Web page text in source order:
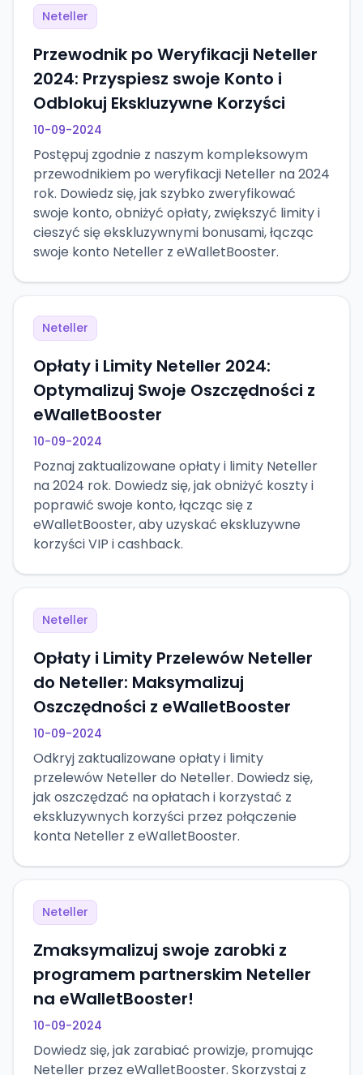
Neteller
Przewodnik po Weryfikacji Neteller
2024: Przyspiesz swoje Konto i
Odblokuj Ekskluzywne Korzyści
10-09-2024
Postępuj zgodnie z naszym kompleksowym
przewodnikiem po weryfikacji Neteller na 2024
rok. Dowiedz się, jak szybko zweryfikować
swoje konto, obniżyć opłaty, zwiększyć limity i
cieszyć się ekskluzywnymi bonusami, łącząc
swoje konto Neteller z eWalletBooster.
Neteller
Opłaty i Limity Neteller 2024:
Optymalizuj Swoje Oszczędności z
eWalletBooster
10-09-2024
Poznaj zaktualizowane opłaty i limity Neteller
na 2024 rok. Dowiedz się, jak obniżyć koszty i
poprawić swoje konto, łącząc się z
eWalletBooster, aby uzyskać ekskluzywne
korzyści VIP i cashback.
Neteller
Opłaty i Limity Przelewów Neteller
do Neteller: Maksymalizuj
Oszczędności z eWalletBooster
10-09-2024
Odkryj zaktualizowane opłaty i limity
przelewów Neteller do Neteller. Dowiedz się,
jak oszczędzać na opłatach i korzystać z
ekskluzywnych korzyści przez połączenie
konta Neteller z eWalletBooster.
Neteller
Zmaksymalizuj swoje zarobki z
programem partnerskim Neteller
na eWalletBooster!
10-09-2024
Dowiedz się, jak zarabiać prowizje, promując
Neteller przez eWalletBooster. Skorzystaj z